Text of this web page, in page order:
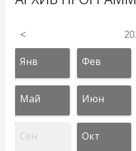
<
Янв Фев
Май Июн
Сен Окт